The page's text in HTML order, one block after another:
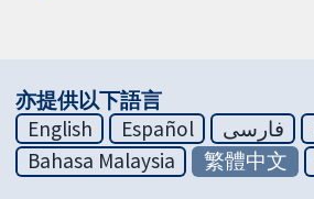
亦提供以下語言
English
Español فارسی
Bahasa Malaysia
繁體中文